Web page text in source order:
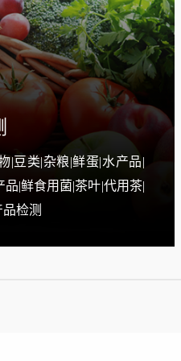
|豆类|杂粮|鲜蛋|水产品|
|鲜食用菌|茶叶|代用茶|
检测